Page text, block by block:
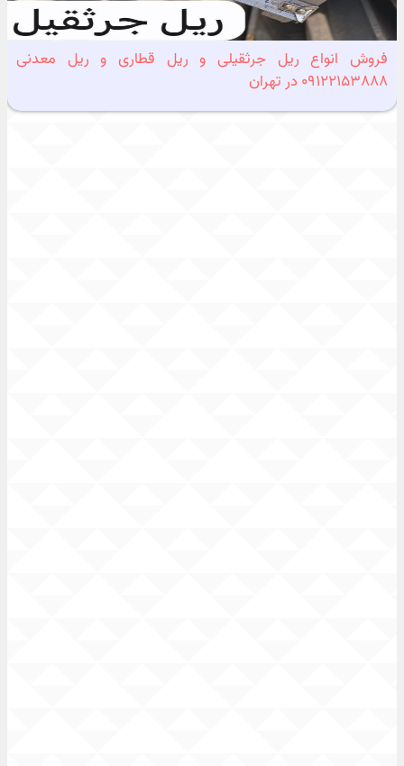
فروش انواع ریل جرثقیلی و ریل قطاری و ریل معدنی
09122153888 در تهران